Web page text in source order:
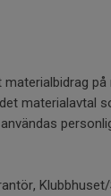
materialavtal
Klubbhuset/